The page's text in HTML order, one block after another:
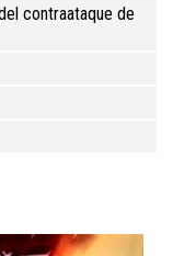
contraataque de